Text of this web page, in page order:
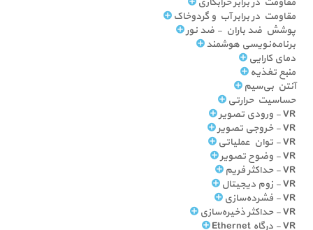
مقاومت در برابر آب و گردوخاک
پوشش ضد باران - ضد نور
برنامه‌نویسی هوشمند
دمای کارایی
منبع تغذیه
آنتن بی‌سیم
حساسیت حرارتی
VR - ورودی تصویر
VR - خروجی تصویر
VR - توان عملیاتی
VR - وضوح تصویر
VR - حداکثر فریم
VR - زوم دیجیتال
VR - فشرده‌سازی
VR - حداکثر ذخیره‌سازی
VR - درگاه Ethernet
- آستان مقدس حضرت عبدالعظیم «علیه السلام»
- آستان مقدس امام رضا «علیه السلام»
- اداره تدارکات شرکت تخصصی فرودگاه‌های کشور
- اداره دارایی گرگان
- اداره راه و ترابری ماهشهر
- اداره کل صنعت، معدن و تجارت
- اداره ارشاد اسلامی
- اداره ارشاد اسلامی خراسان جنوبی
- اداره ارشاد اسلامی خراسان رضوی
- اداره ارشاد اسلامی خراسان شمالی
- شرکت ارتباطات زیر ساخت
- اردوگاه تنگک (اداره کل امور اتباع و مهاجرین خارجی)
- اداره ارشاد اسلامی اهواز
- ارگ جدید بم
- استانداری کهگیلویه و بویر احمد
- اسکله شهید باهنر هرمزگان